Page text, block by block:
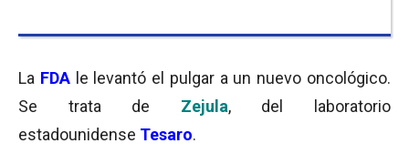
La FDA le levantó el pulgar a un nuevo oncológico.
Se trata de Zejula, del laboratorio
estadounidense Tesaro.